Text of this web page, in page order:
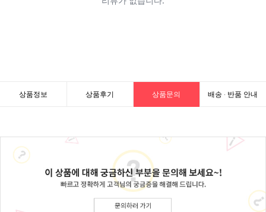
상품정보 상품후기 상품문의 배송 · 반품 안내